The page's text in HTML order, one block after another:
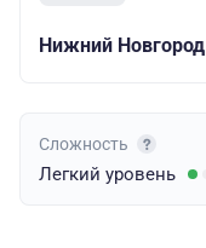
Нижний Новгород
Сложность
Легкий уровень